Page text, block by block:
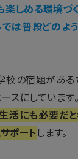
しめる環境づ
は普段どのよ
の宿題がある
スにしています
活にも必要だ
ポートします。